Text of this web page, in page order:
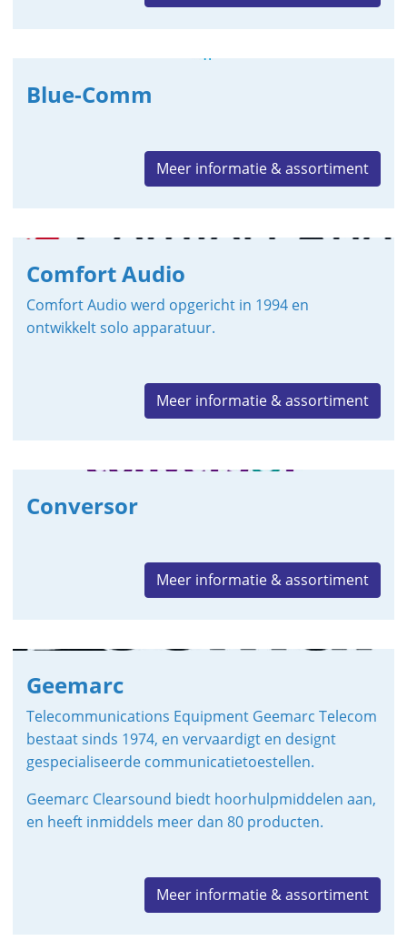
Blue-Comm
Meer informatie & assortiment
Comfort Audio
Comfort Audio werd opgericht in 1994 en
ontwikkelt solo apparatuur.
Meer informatie & assortiment
Conversor
Meer informatie & assortiment
Geemarc
Telecommunications Equipment Geemarc Telecom
bestaat sinds 1974, en vervaardigt en designt
gespecialiseerde communicatietoestellen.
Geemarc Clearsound biedt hoorhulpmiddelen aan,
en heeft inmiddels meer dan 80 producten.
Meer informatie & assortiment